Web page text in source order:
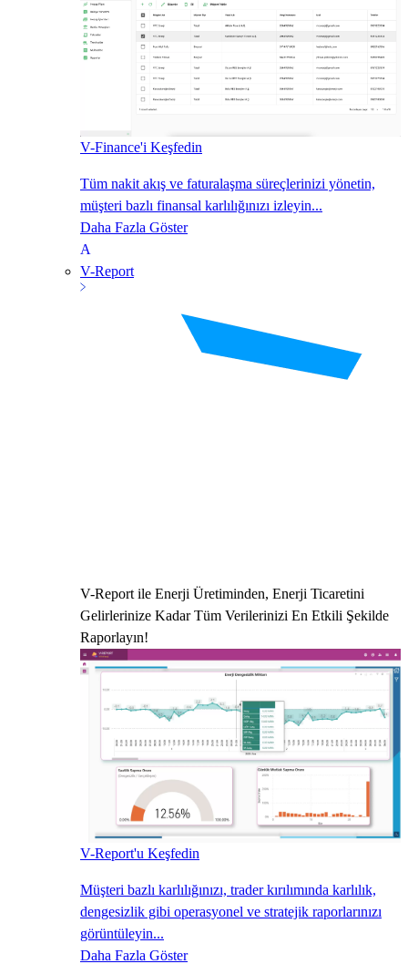
V-Finance'i Keşfedin
Tüm nakit akış ve faturalaşma süreçlerinizi yönetin,
müşteri bazlı finansal karlılığınızı izleyin...
Daha Fazla Göster
V-Report
V-Report ile Enerji Üretiminden, Enerji Ticaretini
Gelirlerinize Kadar Tüm Verilerinizi En Etkili Şekilde
Raporlayın!
V-Report'u Keşfedin
Müşteri bazlı karlılığınızı, trader kırılımında karlılık,
dengesizlik gibi operasyonel ve stratejik raporlarınızı
görüntüleyin...
Daha Fazla Göster